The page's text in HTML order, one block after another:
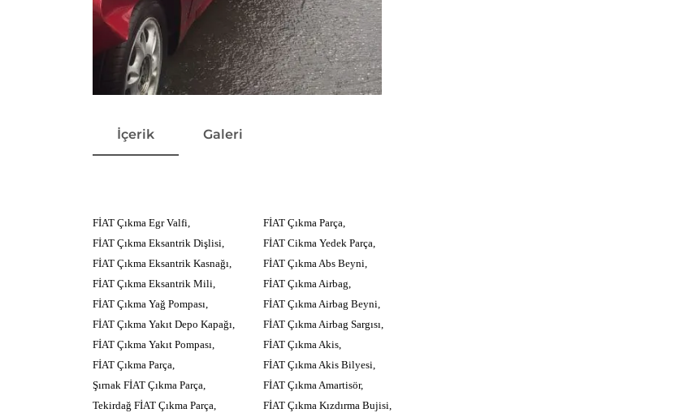
İçerik Galeri
FİAT Çıkma Egr Valfi,
FİAT Çıkma Eksantrik Dişlisi,
FİAT Çıkma Eksantrik Kasnağı,
FİAT Çıkma Eksantrik Mili,
FİAT Çıkma Yağ Pompası,
FİAT Çıkma Yakıt Depo Kapağı,
FİAT Çıkma Yakıt Pompası,
FİAT Çıkma Parça,
Şırnak FİAT Çıkma Parça,
Tekirdağ FİAT Çıkma Parça,
FİAT Çıkma Parça,
FİAT Cikma Yedek Parça,
FİAT Çıkma Abs Beyni,
FİAT Çıkma Airbag,
FİAT Çıkma Airbag Beyni,
FİAT Çıkma Airbag Sargısı,
FİAT Çıkma Akis,
FİAT Çıkma Akis Bilyesi,
FİAT Çıkma Amartisör,
FİAT Çıkma Kızdırma Bujisi,